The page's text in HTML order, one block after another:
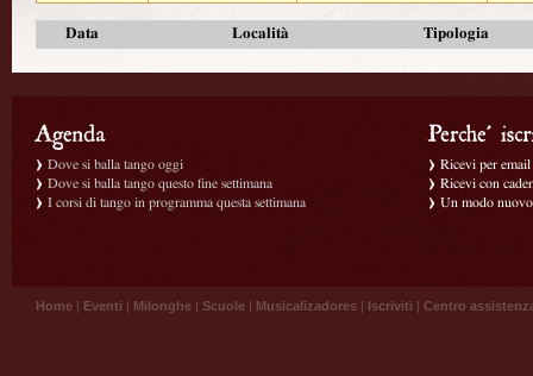
Data Località Tipologia
Dove si balla tango oggi
Dove si balla tango questo fine settimana
I corsi di tango in programma questa settimana
Ricevi per
Ricevi con
Un modo
Home | Eventi | Milonghe | Scuole | Musicalizadores | Iscriviti | Centro